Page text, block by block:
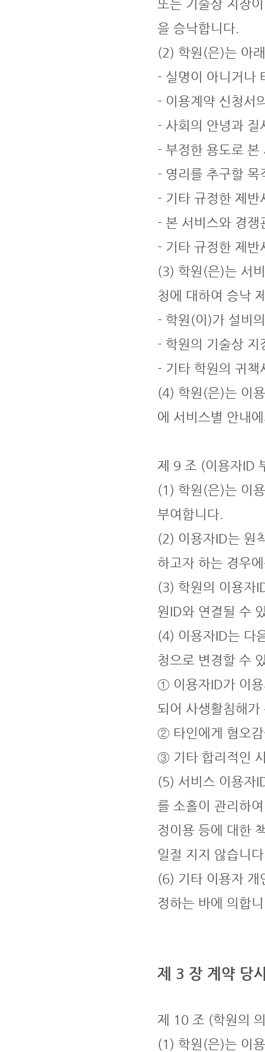
또는 기술상 지장
을 승낙합니다.
(2) 학원(은)는 아
- 실명이 아니거나
- 이용계약 신청서
- 사회의 안녕과 질
- 부정한 용도로 본
- 영리를 추구할 목
- 기타 규정한 제반
- 본 서비스와 경쟁
- 기타 규정한 제반
(3) 학원(은)는 서
청에 대하여 승낙
- 학원(이)가 설비
- 학원의 기술상 지
- 기타 학원의 귀책
(4) 학원(은)는 이
에 서비스별 안내
제 9 조 (이용자ID
(1) 학원(은)는 이
부여합니다.
(2) 이용자ID는 원
하고자 하는 경우
(3) 학원의 이용자
원ID와 연결될 수
(4) 이용자ID는 다
청으로 변경할 수
① 이용자ID가 이용
되어 사생활침해가
② 타인에게 혐오
③ 기타 합리적인
(5) 서비스 이용자
를 소홀이 관리하
정이용 등에 대한
일절 지지 않습니
(6) 기타 이용자 개
정하는 바에 의합
제 3 장 계약 당
제 10 조 (학원의
(1) 학원(은)는 이